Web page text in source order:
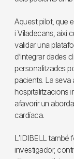
Aquest pilot, que
i Viladecans, així
validar una
d’integrar dades
personalitzades
pacients. La seva
hospitalitzacions
afavorir un
cardíaca.
L’IDIBELL
investigador,